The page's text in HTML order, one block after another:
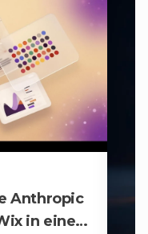
Anthropic
in einem